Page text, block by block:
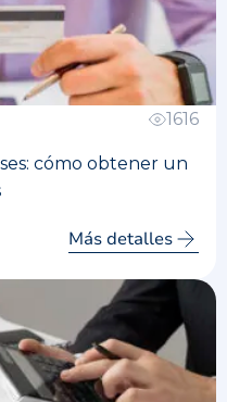
1616
cómo obtener un
Más detalles